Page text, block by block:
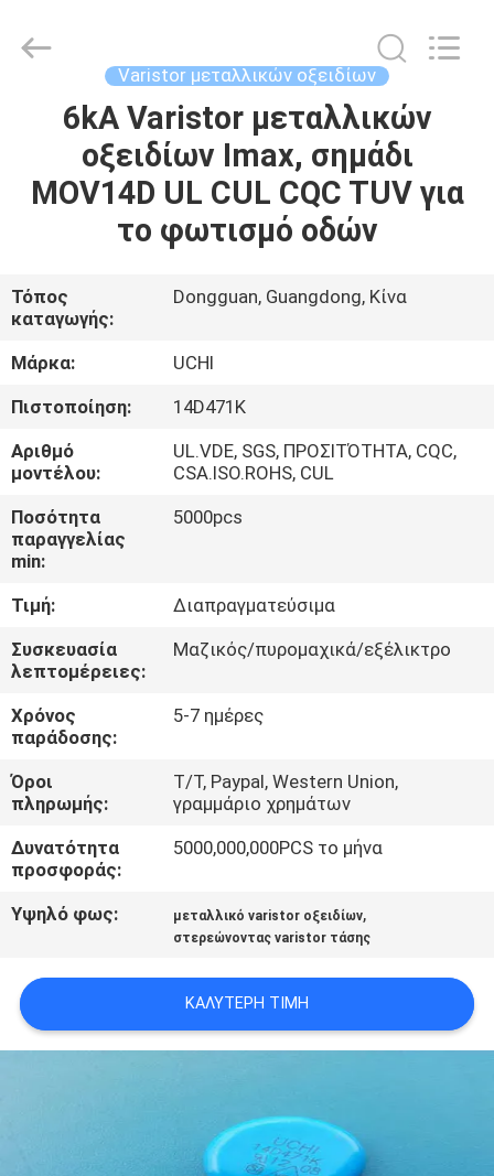
ΣΠΊΤΙ
ΠΡΟΪΌΝΤΑ
ΠΑΡΟΥΣΙΆΣΤΕ
ΠΕΡΊΠΟΥ
ΕΜΕΊΣ
ΓΎΡΟΣ
ΕΡΓΟΣΤΑΣΊΩΝ
ΈΛΕΓΧΟΣ
ΜΑΣ
ΕΛΆΤΕ
ΣΕ
ΕΠΑΦΉ
ΜΕ
ΕΙΔΉΣΕΙΣ
ΖΗΤΉΣΤΕ
ΑΠΌΣΠΑΣΜΑ
Electronics
Co.,Ltd.
Varistor μεταλλικών οξειδίων
6kA Varistor μεταλλικών
οξειδίων Imax, σημάδι
MOV14D UL CUL CQC TUV για
το φωτισμό οδών
Τόπος
καταγωγής:
Dongguan, Guangdong, Κίνα
Μάρκα:
UCHI
Πιστοποίηση:
14D471K
Αριθμό
μοντέλου:
UL.VDE, SGS, ΠΡΟΣΙΤΌΤΗΤΑ, CQC,
CSA.ISO.ROHS, CUL
Ποσότητα
παραγγελίας
min:
5000pcs
Τιμή:
Διαπραγματεύσιμα
Συσκευασία
λεπτομέρειες:
Μαζικός/πυρομαχικά/εξέλικτρο
Χρόνος
παράδοσης:
5-7 ημέρες
Όροι
πληρωμής:
T/T, Paypal, Western Union,
γραμμάριο χρημάτων
Δυνατότητα
προσφοράς:
5000,000,000PCS το μήνα
Υψηλό φως: μεταλλικό varistor οξειδίων,
στερεώνοντας varistor τάσης
ΚΑΛΎΤΕΡΗ ΤΙΜΉ